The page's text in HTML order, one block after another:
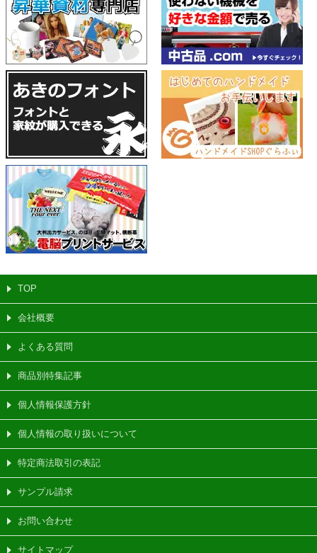
TOP
会社概要
よくある質問
商品別特集記事
個人情報保護方針
個人情報の取り扱いについて
特定商法取引の表記
サンプル請求
お問い合わせ
サイトマップ